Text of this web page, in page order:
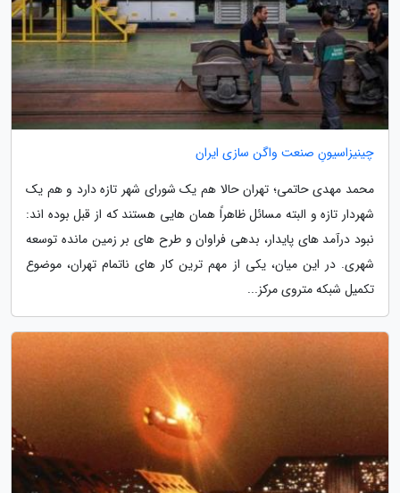
چینیزاسیونِ صنعت واگن سازی ایران
محمد مهدی حاتمی؛ تهران حالا هم یک شورای شهر تازه دارد و هم یک
شهردار تازه و البته مسائل ظاهراً همان هایی هستند که از قبل بوده اند:
نبود درآمد های پایدار، بدهی فراوان و طرح های بر زمین مانده توسعه
شهری. در این میان، یکی از مهم ترین کار های ناتمام تهران، موضوع
تکمیل شبکه متروی مرکز...